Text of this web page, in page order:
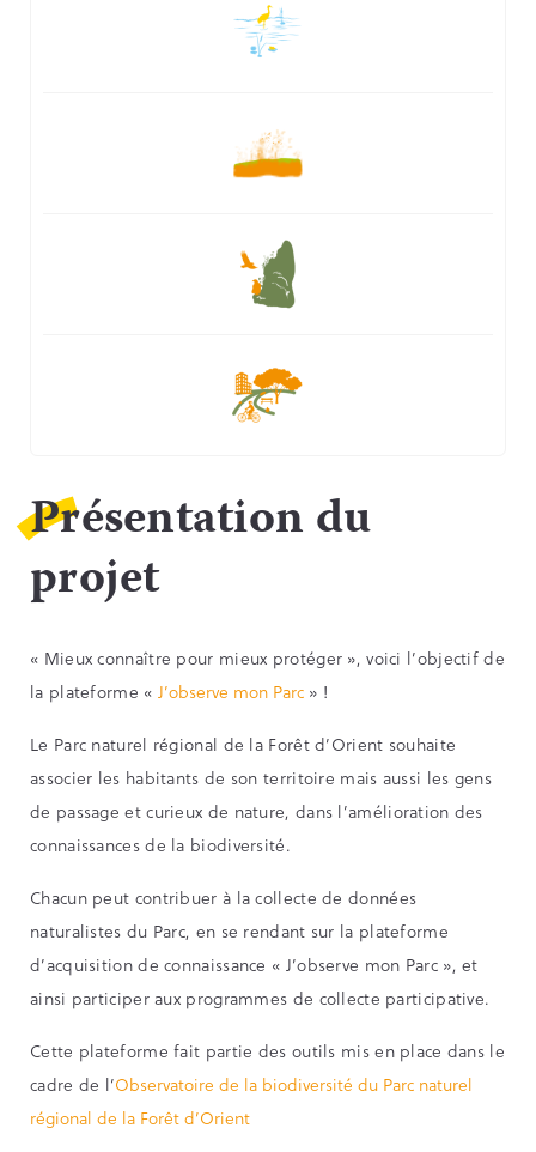
Présentation du
projet
« Mieux connaître pour mieux protéger », voici l’objectif de
la plateforme « J’observe mon Parc» !
Le Parc naturel régional de la Forêt d’Orient souhaite
associer les habitants de son territoire mais aussi les gens
de passage et curieux de nature, dans l’amélioration des
connaissances de la biodiversité.
Chacun peut contribuer à la collecte de données
naturalistes du Parc, en se rendant sur la plateforme
d’acquisition de connaissance « J’observe mon Parc », et
ainsi participer aux programmes de collecte participative.
Cette plateforme fait partie des outils mis en place dans le
cadre de l’Observatoire de la biodiversité du Parc naturel
régional de la Forêt d’Orient